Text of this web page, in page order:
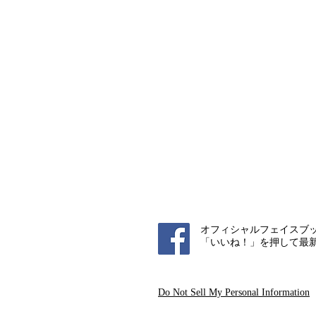
オフィシャルフェイスブ
「いいね！」を押して最
Do Not Sell My Personal Information